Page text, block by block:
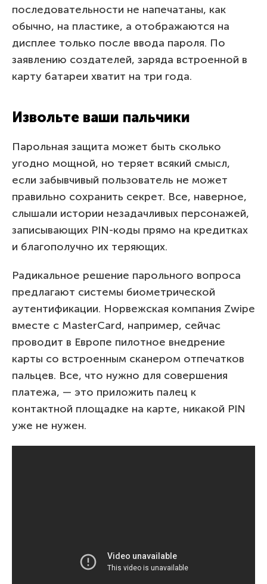
последовательности не напечатаны, как
обычно, на пластике, а отображаются на
дисплее только после ввода пароля. По
заявлению создателей, заряда встроенной в
карту батареи хватит на три года.
Извольте ваши пальчики
Парольная защита может быть сколько
угодно мощной, но теряет всякий смысл,
если забывчивый пользователь не может
правильно сохранить секрет. Все, наверное,
слышали истории незадачливых персонажей,
записывающих PIN-коды прямо на кредитках
и благополучно их теряющих.
Радикальное решение парольного вопроса
предлагают системы биометрической
аутентификации. Норвежская компания Zwipe
вместе с MasterCard, например, сейчас
проводит в Европе пилотное внедрение
карты со встроенным сканером отпечатков
пальцев. Все, что нужно для совершения
платежа, — это приложить палец к
контактной площадке на карте, никакой PIN
уже не нужен.